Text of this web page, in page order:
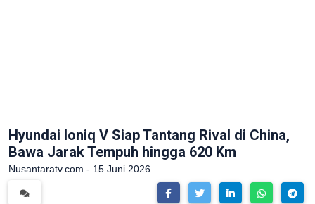
Hyundai Ioniq V Siap Tantang Rival di China,
Bawa Jarak Tempuh hingga 620 Km
Nusantaratv.com - 15 Juni 2026